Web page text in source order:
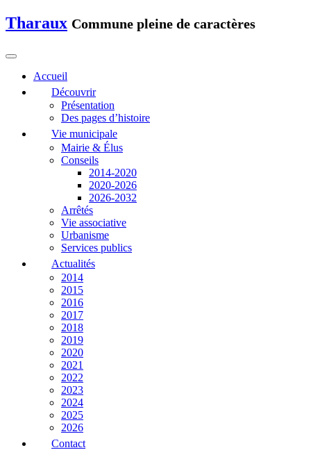
Tharaux Commune pleine de caractères
Accueil
Découvrir
Présentation
Des pages d’histoire
Vie municipale
Mairie & Élus
Conseils
2014-2020
2020-2026
2026-2032
Arrêtés
Vie associative
Urbanisme
Services publics
Actualités
2014
2015
2016
2017
2018
2019
2020
2021
2022
2023
2024
2025
2026
Contact